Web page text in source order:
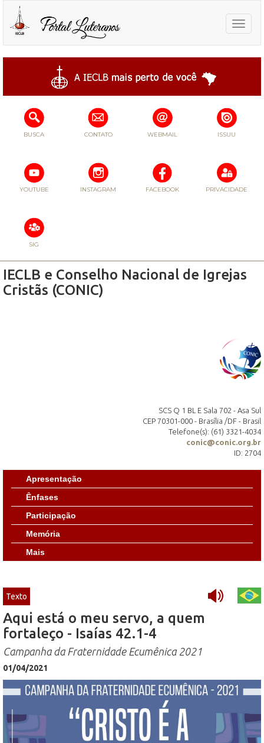
Toggle
BUSCA CONTATO WEBMAIL ISSUU
YOUTUBE INSTAGRAM FACEBOOK PRIVACIDADE
SIG
IECLB e Conselho Nacional de Igrejas
Cristãs (CONIC)
SCS Q 1 BL E Sala 702 - Asa Sul
CEP 70301-000 - Brasília /DF - Brasil
Telefone(s): (61) 3321-4034
conic@conic.org.br
ID: 2704
Apresentação
Ênfases
Participação
Memória
Mais
Texto
Aqui está o meu servo, a quem
fortaleço - Isaías 42.1-4
Campanha da Fraternidade Ecumênica 2021
01/04/2021